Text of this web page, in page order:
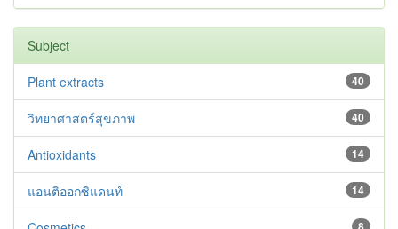
Subject
40
Plant extracts
40
วิทยาศาสตร์สุขภาพ
14
Antioxidants
14
แอนติออกซิแดนท์